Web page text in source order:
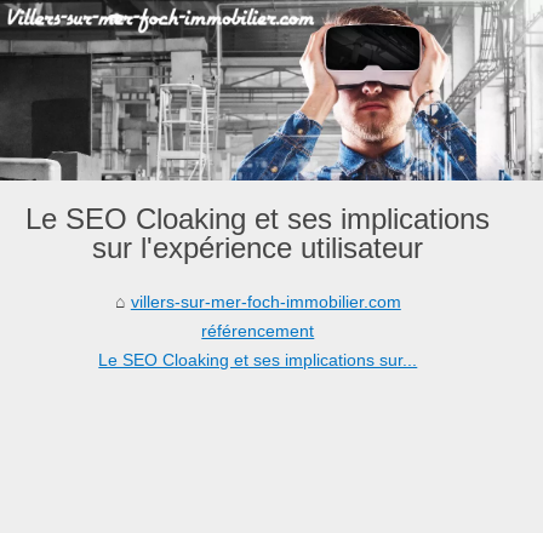
Le SEO Cloaking et ses implications
sur l'expérience utilisateur
villers-sur-mer-foch-immobilier.com
référencement
Le SEO Cloaking et ses implications sur...